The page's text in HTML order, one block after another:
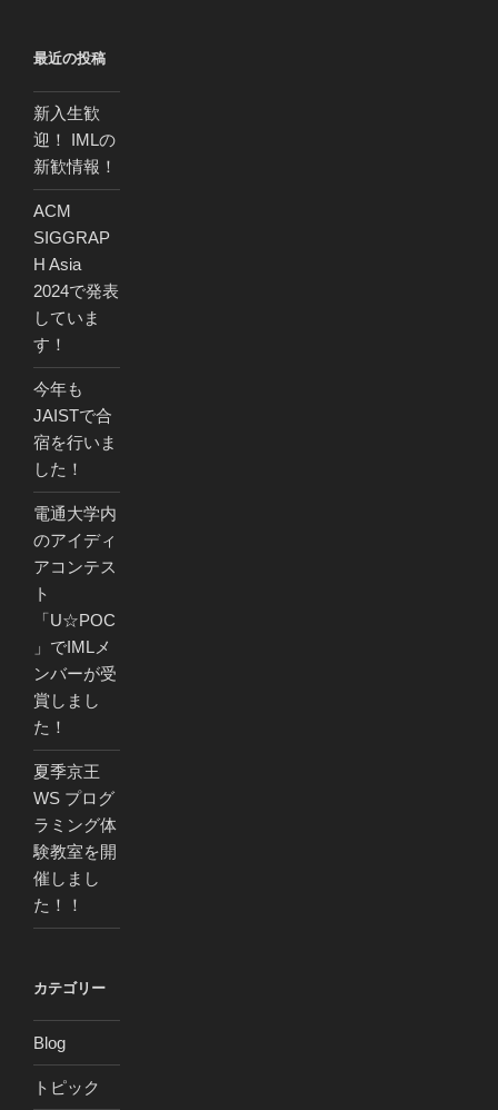
最近の投稿
新入生歓
迎！ IMLの
新歓情報！
ACM
SIGGRAP
H Asia
2024で発表
していま
す！
今年も
JAISTで合
宿を行いま
した！
電通大学内
のアイディ
アコンテス
ト
「U☆POC
」でIMLメ
ンバーが受
賞しまし
た！
夏季京王
WS プログ
ラミング体
験教室を開
催しまし
た！！
カテゴリー
Blog
トピック